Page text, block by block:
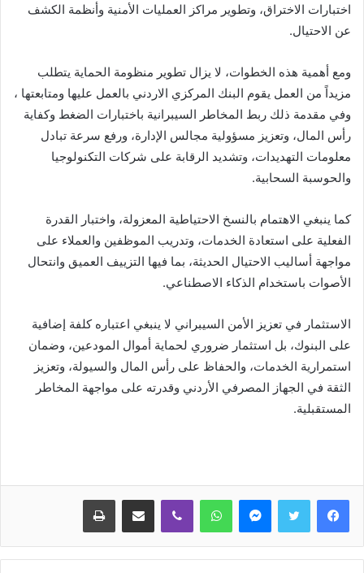
اختبارات الاختراق، وتطوير مراكز العمليات الأمنية وأنظمة الكشف
عن الاحتيال.
ومع أهمية هذه الخطوات، لا يزال تطوير منظومة الحماية يتطلب
مزيداً من العمل يقوم البنك المركزي الاردني بالعمل عليها ومتابعتها ،
وفي مقدمة ذلك ربط المخاطر السيبرانية باختبارات الضغط وكفاية
رأس المال، وتعزيز مسؤولية مجالس الإدارة، ورفع سرعة تبادل
معلومات التهديدات، وتشديد الرقابة على شركات التكنولوجيا
والحوسبة السحابية.
كما ينبغي الاهتمام بالنسخ الاحتياطية المعزولة، واختبار القدرة
الفعلية على استعادة الخدمات، وتدريب الموظفين والعملاء على
مواجهة أساليب الاحتيال الحديثة، بما فيها التزييف العميق وانتحال
الأصوات باستخدام الذكاء الاصطناعي.
الاستثمار في تعزيز الأمن السيبراني لا ينبغي اعتباره كلفة إضافية
على البنوك، بل استثمار ضروري لحماية أموال المودعين، وضمان
استمرارية الخدمات، والحفاظ على رأس المال والسيولة، وتعزيز
الثقة في الجهاز المصرفي الأردني وقدرته على مواجهة المخاطر
المستقبلية.
ماسنجر واتساب ڤايبر مشاركة عبر البريد طباعة